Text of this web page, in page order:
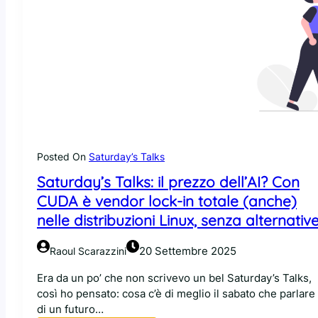
Posted On Saturday’s Talks
Saturday’s Talks: il prezzo dell’AI? Con
CUDA è vendor lock-in totale (anche)
nelle distribuzioni Linux, senza
Raoul Scarazzini 20 Settembre 2025
Era da un po’ che non scrivevo un bel Saturday’s Talks,
così ho pensato: cosa c’è di meglio il sabato che parlare
di un futuro…